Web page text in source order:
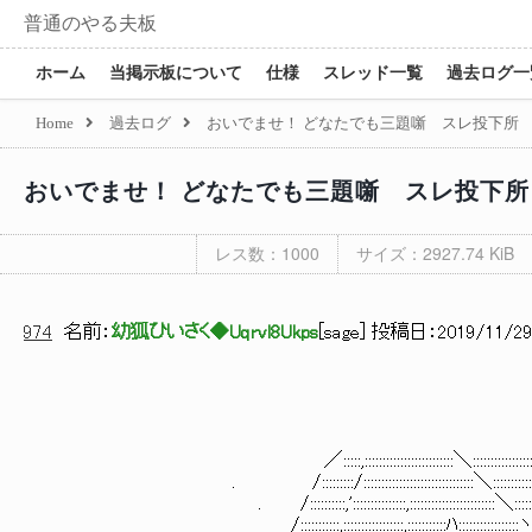
普通のやる夫板
ホーム 当掲示板について 仕様 スレッド一覧 過去ログ
Home 過去ログ おいでませ！ どなたでも三題噺 スレ投下所
おいでませ！ どなたでも三題噺 スレ投下
レス数：1000 サイズ：2927.74 KiB
974 名前： 幼狐ひいさく◆Uqrvl8Ukps sage ] 投稿日： 2019/11/
／:::::,:::::::::::::::::::::::::＼
. /:::::::::/:::::::::::::::::::::::::::::::＼:::::::::::::ヽ
. /::::::::::,':::::::::::::::,::::::::::::::::::::::::＼::::::::::ヽ`ヽ､
/:::::::::::,:::::::::::::::::,:::::::::::ﾊ:::::::::::::::::ヽ::::::::::ヽ:::::